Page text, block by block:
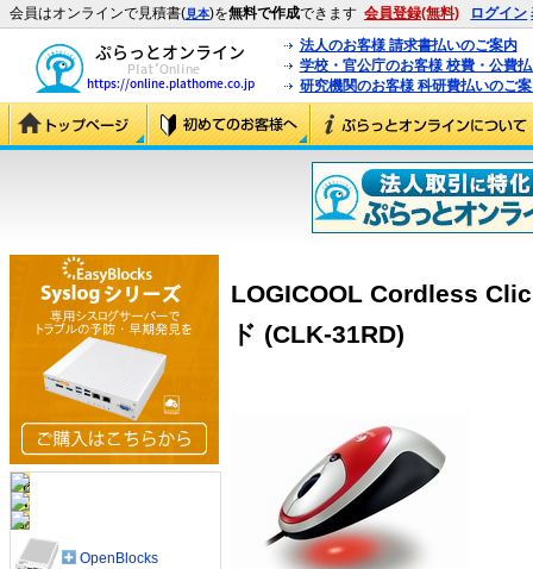
会員はオンラインで見積書(見本)を無料で作成できます 会員登録(無料) ログイン
法人のお客様 請求書払いのご案内
学校・官公庁のお客様 校費・公費
研究機関のお客様 科研費払いのご
LOGICOOL Cordless
ド (CLK-31RD)
OpenBlocks